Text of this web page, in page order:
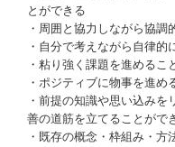
とができる
・周囲と協力しながら協
・自分で考えながら自律的
・粘り強く課題を進めるこ
・ポジティブに物事を進め
・前提の知識や思い込み
善の道筋を立てることがで
・既存の概念・枠組み・